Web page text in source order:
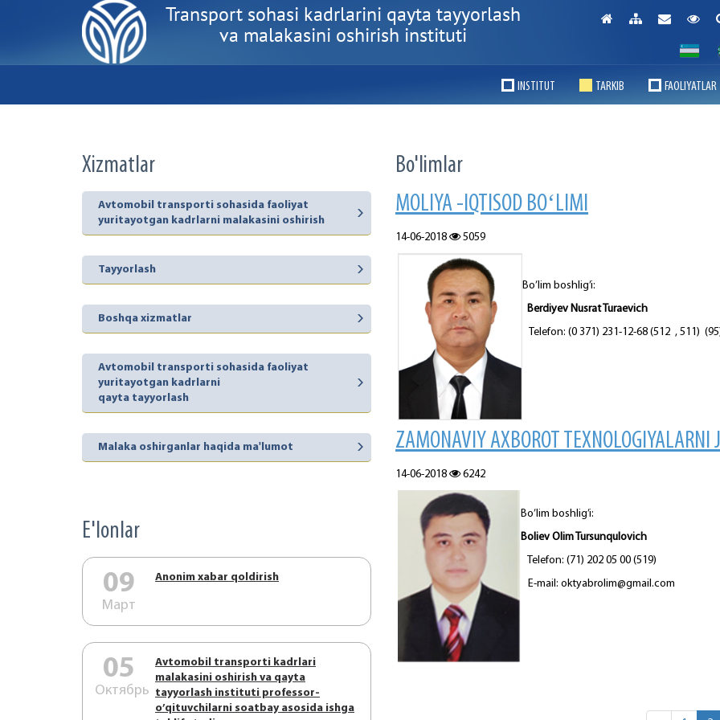
Transport sohasi kadrlarini qayta tayyorlash
va malakasini oshirish instituti
INSTITUT TARKIB FAOLIYATLAR
Xizmatlar
Avtomobil transporti sohasida faoliyat
yuritayotgan kadrlarni malakasini oshirish
Tayyorlash
Boshqa xizmatlar
Avtomobil transporti sohasida faoliyat
yuritayotgan kadrlarni
qayta tayyorlash
Malaka oshirganlar haqida ma'lumot
E'lonlar
09
Март
Аnonim xabar qoldirish
05
Октябрь
Аvtоmоbil trаnspоrti kаdrlаri
mаlаkаsini оshirish vа qаytа
tаyyorlаsh instituti prоfеssоr-
o’qituvchilаrni sоаtbаy аsоsidа ishgа
Bo'limlar
MOLIYA -IQTISOD BOʻLIMI
14-06-2018 5059
Bo’lim boshlig’i:
Berdiyev Nusrat Turaevich
Telefon: (0 371) 231-12-68 (512 , 511)
ZAMONAVIY AXBOROT TEXNOLOGIYALARNI
14-06-2018 6242
Bo’lim boshlig’i:
Boliev Olim Tursunqulovich
Telefon: (71) 202 05 00 (519)
E-mail: oktyabrolim@gmail.com